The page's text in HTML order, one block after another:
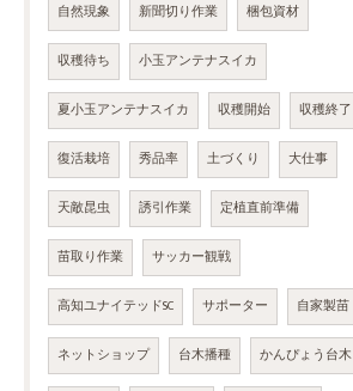
自然現象 新聞切り作業 梱包資材
収穫待ち 小玉アンテナスイカ
夏小玉アンテナスイカ 収穫開始 収穫終了
復活栽培 秀品率 土づくり 大仕事
天敵昆虫 誘引作業 定植直前準備
苗取り作業 サッカー観戦
高知ユナイテッドSC サポーター 自家製苗
ネットショップ 台木播種 かんぴょう台木